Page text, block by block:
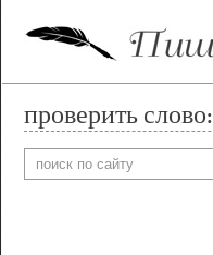
проверить слово: